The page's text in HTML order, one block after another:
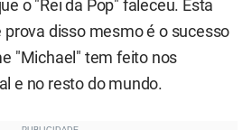
o "Rei da Pop" faleceu. Esta
disso mesmo é o sucesso
"Michael" tem feito nos
e no resto do mundo.